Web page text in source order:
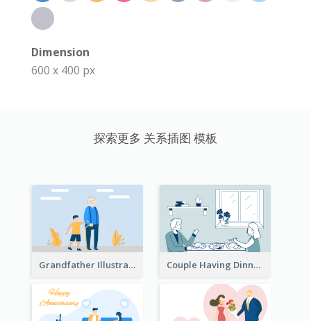
Dimension
600 x 400 px
探索更多 关系插图 模板
Grandfather Illustration Couple Having Dinner Illustration